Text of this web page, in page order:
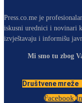
Press.co.me je
iskusni urednici i novinari
izvještavaju i informišu
Mi smo tu zbog
Društvene mreže
Facebook